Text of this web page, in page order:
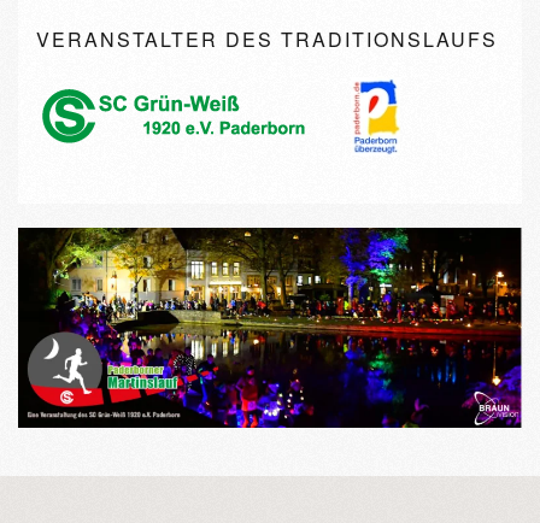
VERANSTALTER DES TRADITIONSLAUFS